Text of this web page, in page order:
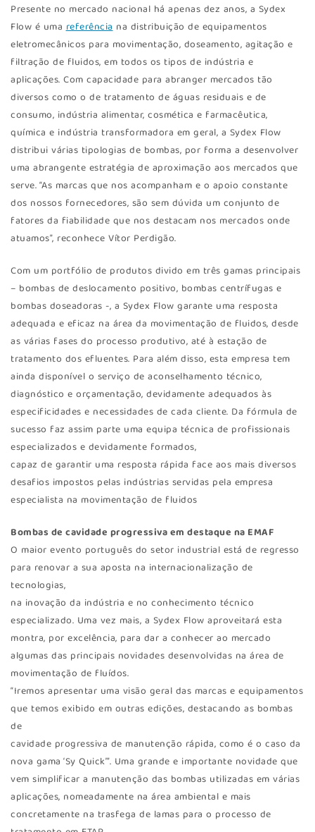
Presente no mercado nacional há apenas dez anos, a Sydex
Flow é umareferênciana distribuição de equipamentos
eletromecânicos para movimentação, doseamento, agitação e
filtração de fluidos, em todos os tipos de indústria e
aplicações. Com capacidade para abranger mercados tão
diversos como o de tratamento de águas residuais e de
consumo, indústria alimentar, cosmética e farmacêutica,
química e indústria transformadora em geral, a Sydex Flow
distribui várias tipologias de bombas, por forma a desenvolver
uma abrangente estratégia de aproximação aos mercados que
serve. “As marcas que nos acompanham e o apoio constante
dos nossos fornecedores, são sem dúvida um conjunto de
fatores da fiabilidade que nos destacam nos mercados onde
atuamos”, reconhece Vítor Perdigão.
Com um portfólio de produtos divido em três gamas principais
– bombas de deslocamento positivo, bombas centrífugas e
bombas doseadoras -, a Sydex Flow garante uma resposta
adequada e eficaz na área da movimentação de fluidos, desde
as várias fases do processo produtivo, até à estação de
tratamento dos efluentes. Para além disso, esta empresa tem
ainda disponível o serviço de aconselhamento técnico,
diagnóstico e orçamentação, devidamente adequados às
especificidades e necessidades de cada cliente. Da fórmula de
sucesso faz assim parte uma equipa técnica de profissionais
especializados e devidamente formados,
capaz de garantir uma resposta rápida face aos mais diversos
desafios impostos pelas indústrias servidas pela empresa
especialista na movimentação de fluidos
Bombas de cavidade progressiva em destaque na EMAF
O maior evento português do setor industrial está de regresso
para renovar a sua aposta na internacionalização de
tecnologias,
na inovação da indústria e no conhecimento técnico
especializado. Uma vez mais, a Sydex Flow aproveitará esta
montra, por excelência, para dar a conhecer ao mercado
algumas das principais novidades desenvolvidas na área de
movimentação de fluídos.
“Iremos apresentar uma visão geral das marcas e equipamentos
que temos exibido em outras edições, destacando as bombas
de
cavidade progressiva de manutenção rápida, como é o caso da
nova gama ‘Sy Quick’”. Uma grande e importante novidade que
vem simplificar a manutenção das bombas utilizadas em várias
aplicações, nomeadamente na área ambiental e mais
concretamente na trasfega de lamas para o processo de